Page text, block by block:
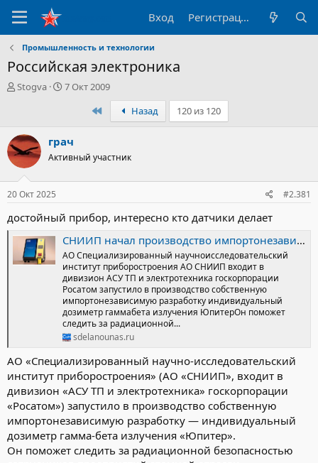
Вход Регистрация
Промышленность и технологии
Российская электроника
А
р
т
м
ы
Stogva
Д
н
а
ч
7 Окт 2009
ПервыйНазад 120 из 120
грач
Активный участник
20 Окт 2025 #2.381
достойный прибор, интересно кто датчики делает
СНИИП начал производство импортонезависимого индивидуального дозиметра гаммабета излучения в блоге Электроника электротехника и приборы / / Сделано у нас
АО Специализированный научноисследовательский
институт приборостроения АО СНИИП входит в
дивизион АСУ ТП и электротехника госкорпорации
Росатом запустило в производство собственную
импортонезависимую разработку индивидуальный
дозиметр гаммабета излучения ЮпитерОн поможет
следить за радиационной...
sdelanounas.ru
АО «Специализированный научно-исследовательский
институт приборостроения» (АО «СНИИП», входит в
дивизион «АСУ ТП и электротехника» госкорпорации
«Росатом») запустило в производство собственную
импортонезависимую разработку — индивидуальный
дозиметр гамма-бета излучения «Юпитер».
Он поможет следить за радиационной безопасностью